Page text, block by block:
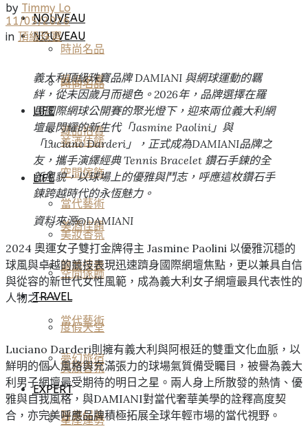
NOUVEAU
時尚名品
藏品拍賣
LIFE
美酒佳餚
空間傢飾
當代藝術
美妝香氛
醫美保養
NOUVEAU
時尚名品
藏品拍賣
LIFE
美酒佳餚
空間傢飾
當代藝術
美妝香氛
醫美保養
TRAVEL
度假天堂
夢幻旅宿
EXPERT
星座運勢
by Timmy Lo
11/05/2026
in 頂級珠寶
義大利頂級珠寶品牌DAMIANI 與網球運動的羈
絆，從未因歲月而褪色。 2026年，品牌選擇在羅
馬國際網球公開賽的聚光燈下，迎來兩位義大利網
壇最閃耀的新生代「Jasmine Paolini 」與
「Luciano Darderi 」，正式成為DAMIANI品牌之
友，攜手演繹經典 Tennis Bracelet 鑽石手鍊的全
新風貌，以球場上的優雅與鬥志，呼應這枚鑽石手
鍊跨越時代的永恆魅力。
資料來源@DAMIANI
2024 奧運女子雙打金牌得主 Jasmine Paolini 以優雅沉穩的
球風與卓越的競技表現迅速躋身國際網壇焦點，更以兼具自信
與從容的新世代女性風範，成為義大利女子網壇最具代表性的
人物之一。
Luciano Darderi則擁有義大利與阿根廷的雙重文化血脈，以
鮮明的個人風格與充滿張力的球場氣質備受矚目，被譽為義大
利男子網壇最受期待的明日之星。兩人身上所散發的熱情、優
雅與自我風格，與DAMIANI對當代奢華美學的詮釋高度契
合，亦完美呼應品牌積極拓展全球年輕市場的當代視野。